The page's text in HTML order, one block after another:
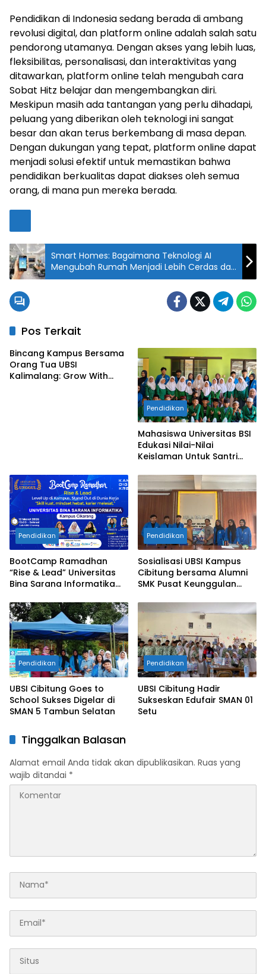
Pendidikan di Indonesia sedang berada di ambang
revolusi digital, dan platform online adalah salah satu
pendorong utamanya. Dengan akses yang lebih luas,
fleksibilitas, personalisasi, dan interaktivitas yang
ditawarkan, platform online telah mengubah cara
Sobat Hitz belajar dan mengembangkan diri.
Meskipun masih ada tantangan yang perlu dihadapi,
peluang yang diberikan oleh teknologi ini sangat
besar dan akan terus berkembang di masa depan.
Dengan dukungan yang tepat, platform online dapat
menjadi solusi efektif untuk memastikan bahwa
pendidikan berkualitas dapat diakses oleh semua
orang, di mana pun mereka berada.
Smart Homes: Bagaimana Teknologi AI
Mengubah Rumah Menjadi Lebih Cerdas dan
Aman
Pos Terkait
Bincang Kampus Bersama
Orang Tua UBSI
Kalimalang: Grow With
Pendidikan
Mahasiswa Universitas BSI
Edukasi Nilai-Nilai
Keislaman Untuk Santri
Selatan
Pendidikan
BootCamp Ramadhan
“Rise & Lead” Universitas
Bina Sarana Informatika
Pendidikan
Sosialisasi UBSI Kampus
Cibitung bersama Alumni
SMK Pusat Keunggulan
Pendidikan
UBSI Cibitung Goes to
School Sukses Digelar di
SMAN 5 Tambun Selatan
Pendidikan
UBSI Cibitung Hadir
Sukseskan Edufair SMAN 01
Setu
Tinggalkan Balasan
Alamat email Anda tidak akan dipublikasikan. Ruas yang
wajib ditandai *